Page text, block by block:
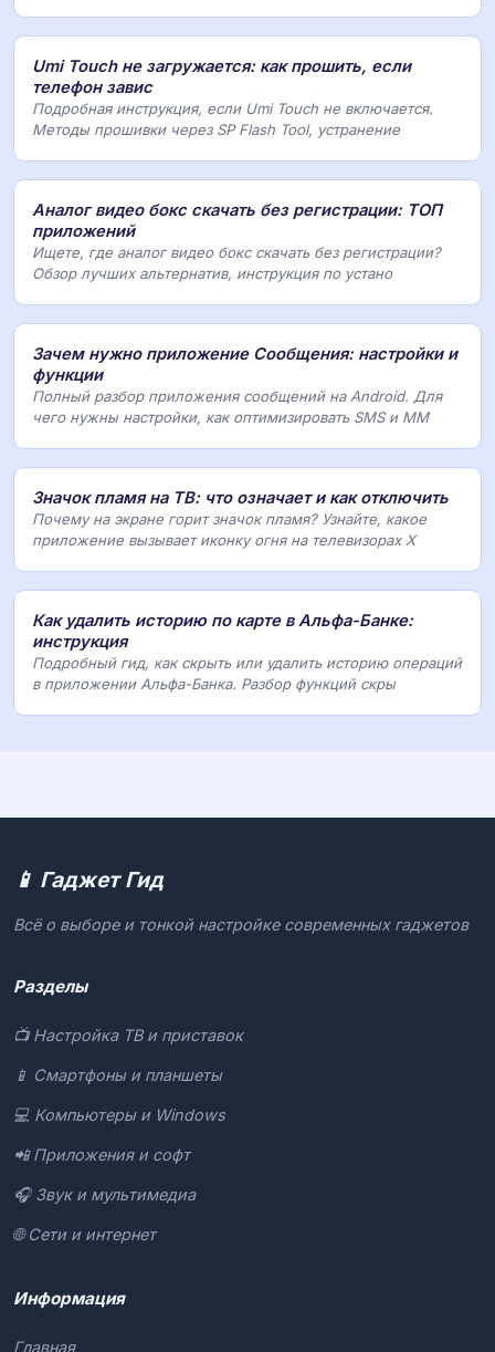
Umi Touch не загружается: как прошить, если
телефон завис
Подробная инструкция, если Umi Touch не включается.
Методы прошивки через SP Flash Tool, устранение
Аналог видео бокс скачать без регистрации: ТОП
приложений
Ищете, где аналог видео бокс скачать без регистрации?
Обзор лучших альтернатив, инструкция по устано
Зачем нужно приложение Сообщения: настройки и
функции
Полный разбор приложения сообщений на Android. Для
чего нужны настройки, как оптимизировать SMS и MM
Значок пламя на ТВ: что означает и как отключить
Почему на экране горит значок пламя? Узнайте, какое
приложение вызывает иконку огня на телевизорах X
Как удалить историю по карте в Альфа-Банке:
инструкция
Подробный гид, как скрыть или удалить историю операций
в приложении Альфа-Банка. Разбор функций скры
📱 Гаджет Гид
Всё о выборе и тонкой настройке современных гаджетов
Разделы
📺 Настройка ТВ и приставок
📱 Смартфоны и планшеты
💻 Компьютеры и Windows
📲 Приложения и софт
🎧 Звук и мультимедиа
🌐 Сети и интернет
Информация
Главная